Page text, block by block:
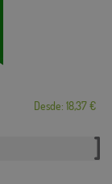
Desde: 18,37 €